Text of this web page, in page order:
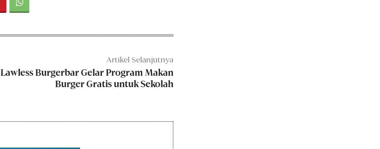
Artikel Selanjutnya
Lawless Burgerbar Gelar Program Makan
Burger Gratis untuk Sekolah